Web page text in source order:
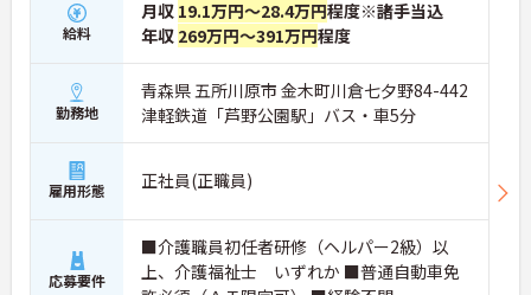
給料
月収 19.1万円～28.4万円程度※諸手当込
年収 269万円～391万円程度
勤務地
青森県 五所川原市 金木町川倉七夕野84-442
津軽鉄道「芦野公園駅」バス・車5分
雇用形態 正社員(正職員)
応募要件
■介護職員初任者研修（ヘルパー2級）以
上、介護福祉士 いずれか ■普通自動車免